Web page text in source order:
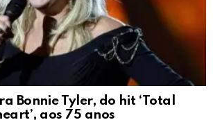
Bonnie Tyler, do hit ‘Total
aos 75 anos